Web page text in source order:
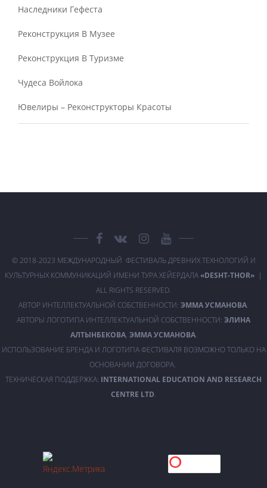
Наследники Гефеста
Реконструкция В Музее
Реконструкция В Туризме
Чудеса Войлока
Ювелиры – Реконструкторы Красоты
© 2018-2023 МЕЖДУНАРОДНЫЙ ФЕСТИВАЛЬ ДРЕВНИХ ТЕХНОЛОГИЙ И
КУЛЬТУРНЫХ КОММУНИКАЦИЙ ИМЕНИ ТУРА ХЕЙЕРДАЛА«DESHT-THOR» |
ALL RIGHTS RESERVED.
АВТОР ИНТЕЛЛЕКТУАЛЬНОЙ СОБСТВЕННОСТИ: ЭММА УСМАНОВА.
АВТОРЫ ЛОГОТИПА ИНТЕЛЛЕКТУАЛЬНОЙ СОБСТВЕННОСТИ: ЭЛИНА
АЛТЫНБЕКОВА, ЭММА УСМАНОВА.
ИСПОЛЬЗОВАНИЕ БРЕНДА И ЛОГОТИПА ФЕСТИВАЛЯ ВОЗМОЖНО ТОЛЬКО НА
ОСНОВАНИИ ДОГОВОРА.
ТЕХНИЧЕСКАЯ ПОДДЕРЖКА: INTERNATIONAL EDUCATION AND RESEARCH
CENTRE LTD.